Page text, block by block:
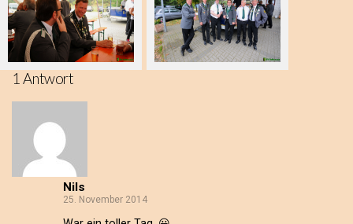
1 Antwort
Nils
25. November 2014